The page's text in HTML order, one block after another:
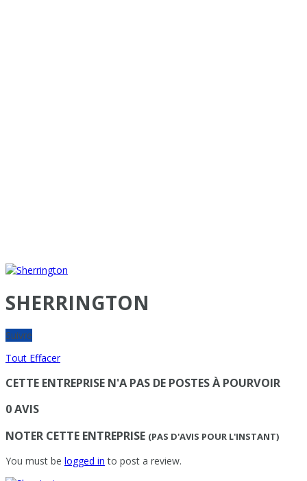
SHERRINGTON
Suivre
Tout Effacer
CETTE ENTREPRISE N'A PAS DE POSTES À POURVOIR
0 AVIS
NOTER CETTE ENTREPRISE (PAS D'AVIS POUR L'INSTANT)
You must be logged in to post a review.